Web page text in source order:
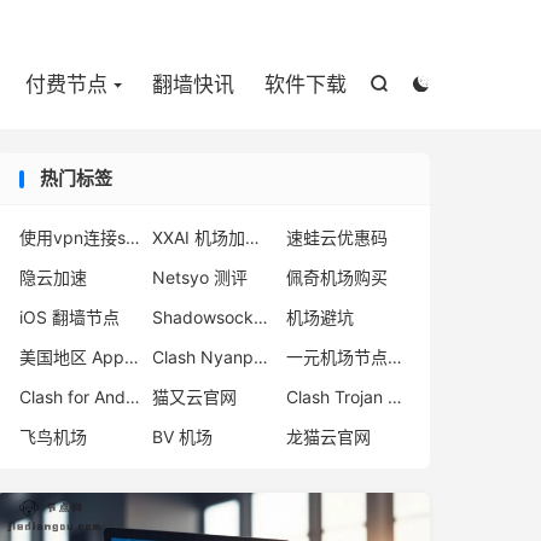


付费节点 翻墙快讯 软件下载
热门标签
使用vpn连接steam XXAI 机场加速器
速蛙云优惠码
隐云加速
Netsyo 测评
佩奇机场购买
iOS 翻墙节点
Shadowsocks org
机场避坑
美国地区 App Store
Clash Nyanpasu
一元机场节点变少
Clash for Android 官网下载
猫又云官网
Clash Trojan 订阅
飞鸟机场
BV 机场 龙猫云官网